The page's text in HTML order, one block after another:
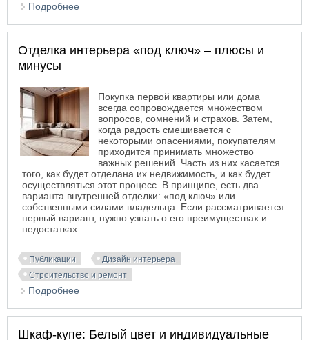
Подробнее
Отделка интерьера «под ключ» – плюсы и
минусы
Покупка первой квартиры или дома
всегда сопровождается множеством
вопросов, сомнений и страхов. Затем,
когда радость смешивается с
некоторыми опасениями, покупателям
приходится принимать множество
важных решений. Часть из них касается
того, как будет отделана их недвижимость, и как будет
осуществляться этот процесс. В принципе, есть два
варианта внутренней отделки: «под ключ» или
собственными силами владельца. Если рассматривается
первый вариант, нужно узнать о его преимуществах и
недостатках.
Публикации
Дизайн интерьера
Строительство и ремонт
Подробнее
Шкаф-купе: Белый цвет и индивидуальные